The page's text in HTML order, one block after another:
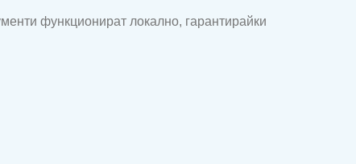
функционират локално, гарантирайки